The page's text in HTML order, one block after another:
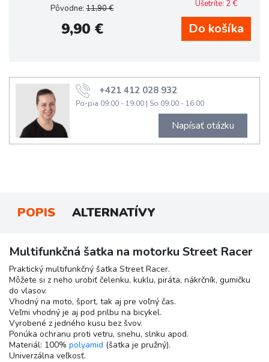
Pôvodne:11,90€
9,90€
Ušetríte: 2€
+421 412 028 932
Po-pia 09:00 - 19:00 | So 09:00 - 16:00
Napísať otázku
POPIS ALTERNATÍVY
Multifunkčná šatka na motorku Street Racer
Praktický multifunkčný šatka Street Racer.
Môžete si z neho urobiť čelenku, kuklu, piráta, nákrčník, gumičku
do vlasov.
Vhodný na moto, šport, tak aj pre voľný čas.
Veľmi vhodný je aj pod prilbu na bicykel.
Vyrobené z jedného kusu bez švov.
Ponúka ochranu proti vetru, snehu, slnku apod.
Materiál: 100% polyamid (šatka je pružný).
Univerzálna veľkosť.